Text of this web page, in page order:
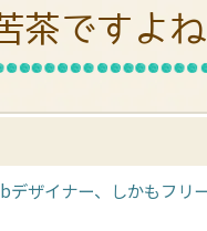
茶ですよね
ザイナー、しかもフリ